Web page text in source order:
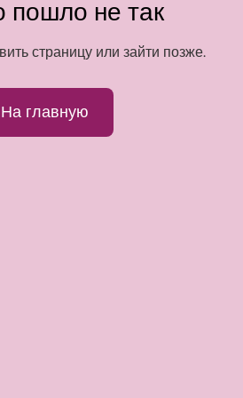
пошло не так
страницу или зайти позже.
На главную